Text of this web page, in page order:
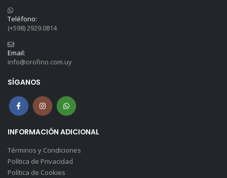
Teléfono:
(+598) 2929.0814
Email:
info@orofino.com.uy
SÍGANOS
INFORMACIÓN ADICIONAL
Términos y Condiciones
Política de Privacidad
Política de Cookies